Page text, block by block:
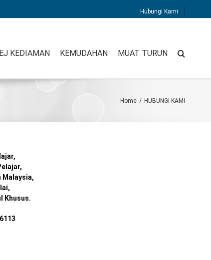
Hubungi Kami
KEDIAMAN KEMUDAHAN MUAT TURUN
Home / HUBUNGI KAMI
Malaysia,
Khusus.